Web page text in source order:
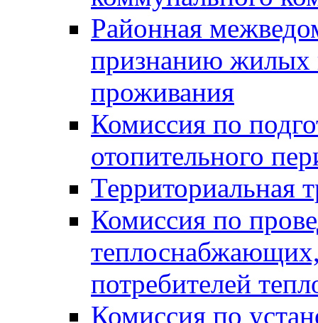
Районная
признанию жилых
проживания
Комиссия по
отопительного
Территориальная
Комиссия по
потребителей
Комиссия по